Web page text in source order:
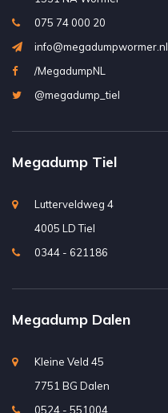
075 74 000 20
info@megadumpwormer.nl
/MegadumpNL
@megadump_tiel
Megadump Tiel
Lutterveldweg 4
4005 LD Tiel
0344 - 621186
Megadump Dalen
Kleine Veld 45
7751 BG Dalen
0524 - 551004